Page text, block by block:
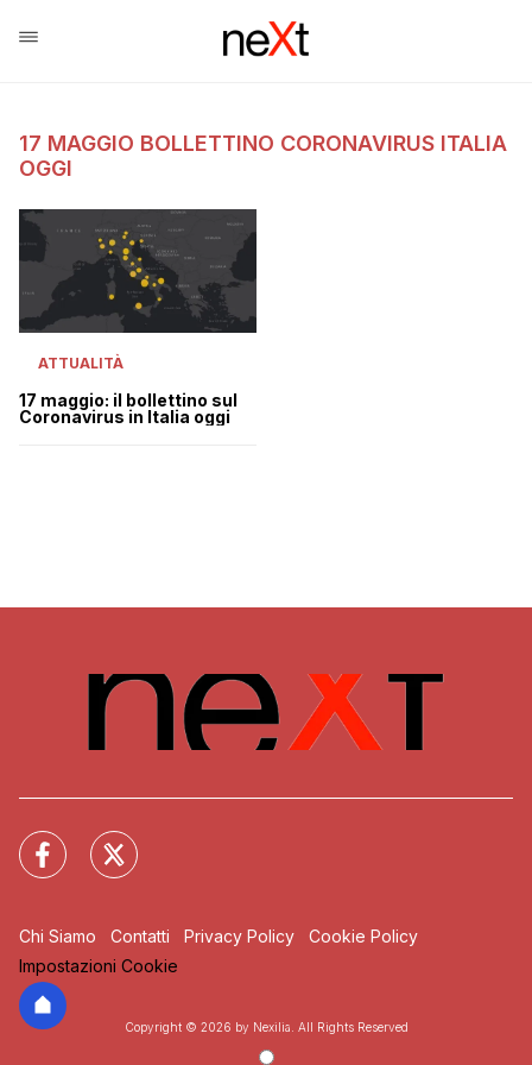
17 MAGGIO BOLLETTINO CORONAVIRUS ITALIA
OGGI
ATTUALITÀ
17 maggio: il bollettino sul
Coronavirus in Italia oggi
Chi Siamo Contatti Privacy Policy
Cookie Policy
Impostazioni Cookie
Copyright © 2026 by Nexilia. All Rights Reserved